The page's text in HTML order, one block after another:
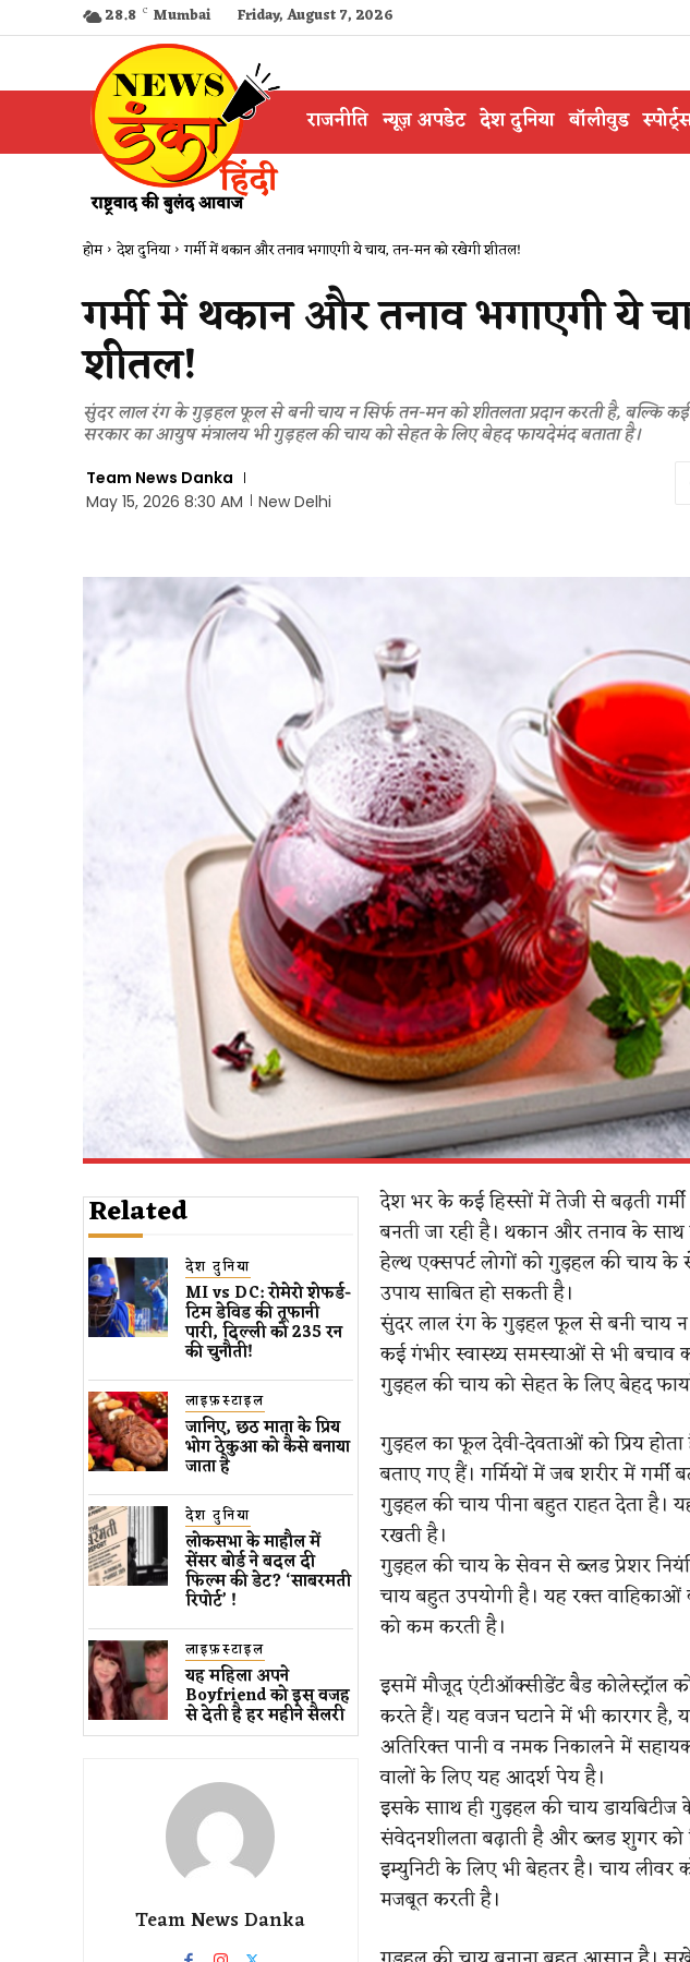
28.8 C Mumbai Friday, August 7, 2026
राजनीति न्यूज़ अपडेट देश दुनिया बॉलीवुड
होम देश दुनिया गर्मी में थकान और तनाव भगाएगी ये चाय, तन-मन को रखेगी शीतल!
गर्मी में थकान और तनाव भगाएगी ये
शीतल!
सुंदर लाल रंग के गुड़हल फूल से बनी चाय न सिर्फ तन-मन को शीतलता प्रदान करती है, बल्कि
सरकार का आयुष मंत्रालय भी गुड़हल की चाय को सेहत के लिए बेहद फायदेमंद बताता है।
Team News Danka
May 15, 2026 8:30 AM
New Delhi
Related
देश दुनिया
MI vs DC: रोमेरो शेफर्ड-
टिम डेविड की तूफानी
पारी, दिल्ली को 235 रन
की चुनौती!
लाइफ़स्टाइल
जानिए, छठ माता के प्रिय
भोग ठेकुआ को कैसे बनाया
जाता है
देश दुनिया
लोकसभा के माहौल में
सेंसर बोर्ड ने बदल दी
फिल्म की डेट? ‘साबरमती
रिपोर्ट’ !
लाइफ़स्टाइल
यह महिला अपने
Boyfriend को इस वजह
से देती है हर महीने सैलरी
Team News Danka
देश भर के कई हिस्सों में तेजी से बढ़ती
बनती जा रही है। थकान और तनाव के
हेल्थ एक्सपर्ट लोगों को गुड़हल की चाय के
उपाय साबित हो सकती है।
सुंदर लाल रंग के गुड़हल फूल से बनी चाय न
कई गंभीर स्वास्थ्य समस्याओं से भी बचाव
गुड़हल की चाय को सेहत के लिए बेहद
गुड़हल का फूल देवी-देवताओं को प्रिय
बताए गए हैं। गर्मियों में जब शरीर में
गुड़हल की चाय पीना बहुत राहत देता
रखती है।
गुड़हल की चाय के सेवन से ब्लड प्रेशर
चाय बहुत उपयोगी है। यह रक्त
को कम करती है।
इसमें मौजूद एंटीऑक्सीडेंट बैड कोलेस्ट्रॉल
करते हैं। यह वजन घटाने में भी कारगर है,
अतिरिक्त पानी व नमक निकालने में
वालों के लिए यह आदर्श पेय है।
इसके सााथ ही गुड़हल की चाय
संवेदनशीलता बढ़ाती है और ब्लड शुगर
इम्युनिटी के लिए भी बेहतर है। चाय लीवर
मजबूत करती है।